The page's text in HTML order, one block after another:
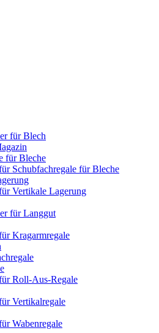
für Blech
für Bleche
Schubfachregale für Bleche
Vertikale Lagerung
für Langgut
Kragarmregale
Roll-Aus-Regale
Vertikalregale
Wabenregale